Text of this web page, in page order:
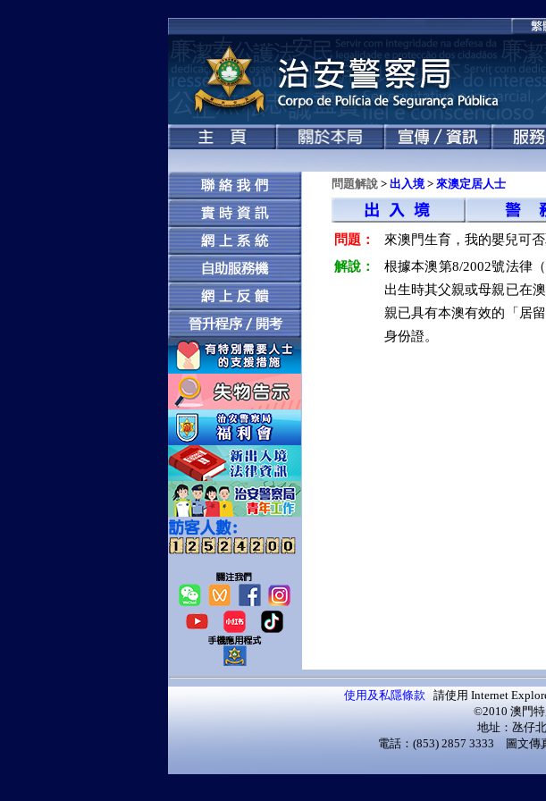
問題解說> 出入境> 來澳定居人士
問題：
來澳門生育，我的嬰兒可
解說：
根據本澳第8/2002號法律
出生時其父親或母親已在
親已具有本澳有效的「居
身份證。
使用及私隱條款 請使用 Internet
©2010 澳門
地址：氹仔
電話：(853) 2857 3333 圖文傳